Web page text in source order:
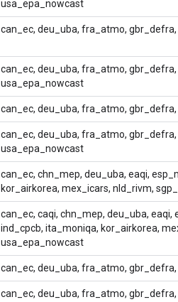
usa_epa_nowcast
can_ec, deu_uba, fra_atmo,
can_ec, deu_uba, fra_atmo,
usa_epa_nowcast
can_ec, deu_uba, fra_atmo,
can_ec, deu_uba, fra_atmo,
usa_epa_nowcast
can_ec, chn_mep, deu_uba, eaqi,
kor_airkorea, mex_icars, nld_rivm,
can_ec, caqi, chn_mep, deu_uba,
ind_cpcb, ita_moniqa, kor_airkorea,
usa_epa_nowcast
can_ec, deu_uba, fra_atmo,
can_ec, deu_uba, fra_atmo,